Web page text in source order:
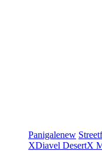
Panigalenew
XDiavel DesertX